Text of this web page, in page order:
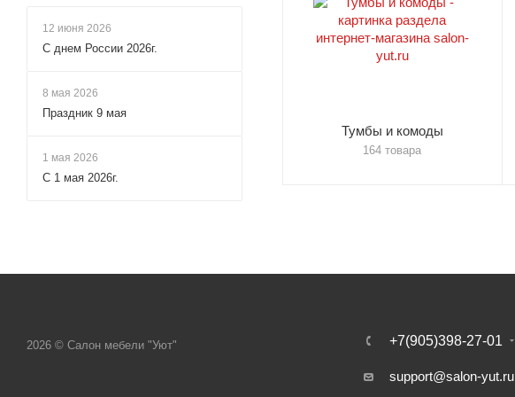
Тумбы и комоды
164 товара
12 июня 2026
С днем России 2026г.
8 мая 2026
Праздник 9 мая
1 мая 2026
С 1 мая 2026г.
2026 © Салон мебели "Уют" +7(905)398-27-01
support@salon-yut.ru